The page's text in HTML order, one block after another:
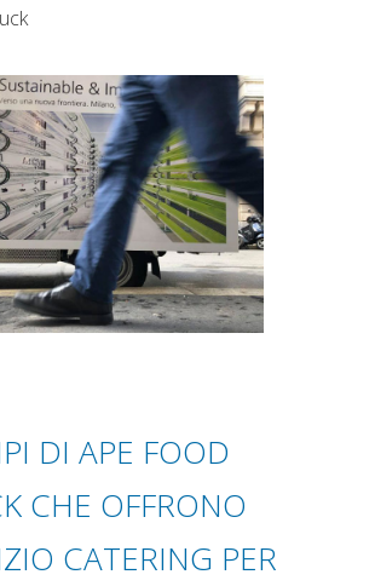
DI APE FOOD
CHE OFFRONO
CATERING PER